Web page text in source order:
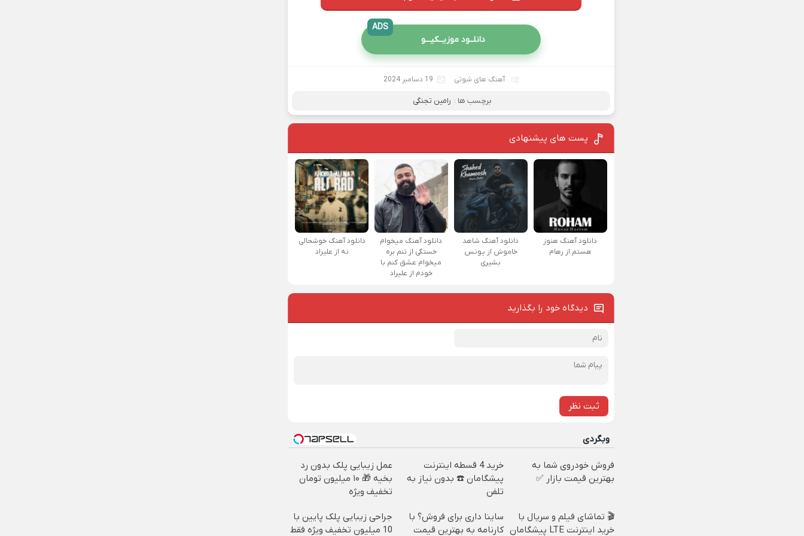
دانلــود موزیــکیـــو
ADS
آهنگ های شوتی 19 دسامبر 2024
برچسب ها : رامین تجنگی
پست های پیشنهادی
دانلود آهنگ هنوز
هستم از رهام
دانلود آهنگ شاهد
خاموش از یونس
بشیری
دانلود آهنگ میخوام
خستگی از تنم بره
میخوام عشق کنم با
خودم از علیراد
دانلود آهنگ خوشحالی
نه از علیراد
دیدگاه خود را بگذارید
ثبت نظر
وبگردی
فروش خودروی شما به
بهترین قیمت بازار ✅
خرید 4 قسطه اینترنت
پیشگامان ☎️ بدون نیاز به
تلفن
عمل زیبایی پلک بدون رد
بخیه 🎁 ۱۰ میلیون تومان
تخفیف ویژه
🎬 تماشای فیلم و سریال با
خرید اینترنت LTE پیشگامان
ساینا داری برای فروش؟ با
کارنامه به بهترین قیمت
جراحی زیبایی پلک پایین با
10 میلیون تخفیف ویژه فقط